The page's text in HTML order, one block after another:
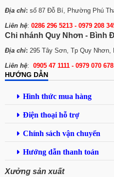
Địa chỉ: số 87 Đỗ Bí, Phường Phú
Liên hệ: 0286 296 5213 - 0979 208
Chi nhánh Quy Nhơn - Bình
Địa chỉ: 295 Tây Sơn, Tp Quy Nhơn,
Liên hệ: 0905 47 1111 - 0979 070 678
HƯỚNG DẪN
Hình thức mua hàng
Điện thoại hỗ trợ
Chính sách vận chuyển
Hướng dẫn thanh toán
Xưởng sản xuất